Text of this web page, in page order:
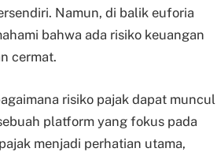
Namun, di balik euforia
bahwa ada risiko keuangan
cermat.
risiko pajak dapat muncul
platform yang fokus pada
menjadi perhatian utama,